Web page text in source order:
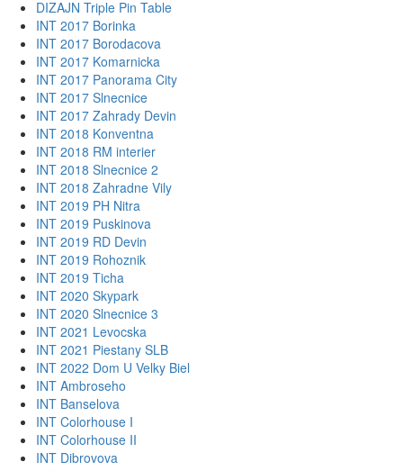
DIZAJN Triple Pin Table
INT 2017 Borinka
INT 2017 Borodacova
INT 2017 Komarnicka
INT 2017 Panorama City
INT 2017 Slnecnice
INT 2017 Zahrady Devin
INT 2018 Konventna
INT 2018 RM interier
INT 2018 Slnecnice 2
INT 2018 Zahradne Vily
INT 2019 PH Nitra
INT 2019 Puskinova
INT 2019 RD Devin
INT 2019 Rohoznik
INT 2019 Ticha
INT 2020 Skypark
INT 2020 Slnecnice 3
INT 2021 Levocska
INT 2021 Piestany SLB
INT 2022 Dom U Velky Biel
INT Ambroseho
INT Banselova
INT Colorhouse I
INT Colorhouse II
INT Dibrovova